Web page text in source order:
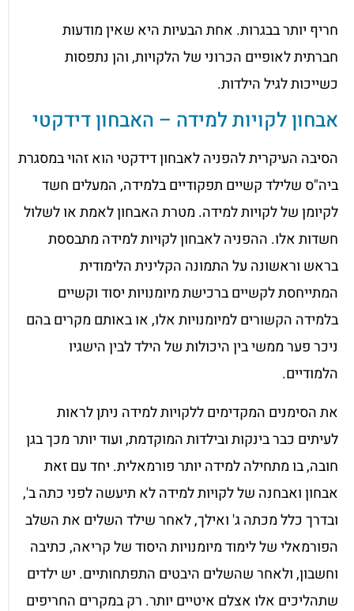
חריף יותר בבגרות. אחת הבעיות היא שאין מודעות
חברתית לאופיים הכרוני של הלקויות, והן נתפסות
כשייכות לגיל הילדות.
אבחון לקויות למידה – האבחון דידקטי
הסיבה העיקרית להפניה לאבחון דידקטי הוא זהוי במסגרת
ביה"ס שלילד קשיים תפקודיים בלמידה, המעלים חשד
לקיומן של לקויות למידה. מטרת האבחון לאמת או לשלול
חשדות אלו. ההפניה לאבחון לקויות למידה מתבססת
בראש וראשונה על התמונה הקלינית הלימודית
המתייחסת לקשיים ברכישת מיומנויות יסוד וקשיים
בלמידה הקשורים למיומנויות אלו, או באותם מקרים בהם
ניכר פער ממשי בין היכולות של הילד לבין הישגיו
הלמודיים.
את הסימנים המקדימים ללקויות למידה ניתן לראות
לעיתים כבר בינקות ובילדות המוקדמת, ועוד יותר מכך בגן
חובה, בו מתחילה למידה יותר פורמאלית. יחד עם זאת
אבחון ואבחנה של לקויות למידה לא תיעשה לפני כתה ב',
ובדרך כלל מכתה ג' ואילך, לאחר שילד השלים את השלב
הפורמאלי של לימוד מיומנויות היסוד של קריאה, כתיבה
וחשבון, ולאחר שהשלים היבטים התפתחותיים. יש ילדים
שתהליכים אלו אצלם איטיים יותר. רק במקרים החריפים